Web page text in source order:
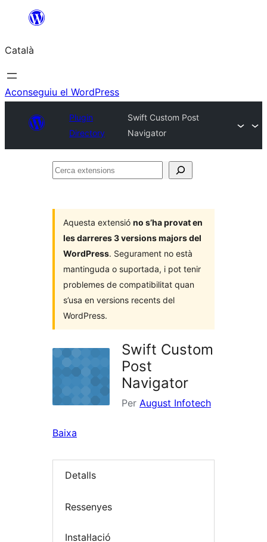
contingut
Català
Aconseguiu el WordPress
Plugin
Directory
Swift Custom Post
Navigator
Cerca
Aquesta extensió no s’ha provat en
les darreres 3 versions majors del
WordPress. Segurament no està
mantinguda o suportada, i pot tenir
problemes de compatibilitat quan
s’usa en versions recents del
WordPress.
Swift Custom
Post
Navigator
Per August Infotech
Baixa
Detalls
Ressenyes
Instal·lació